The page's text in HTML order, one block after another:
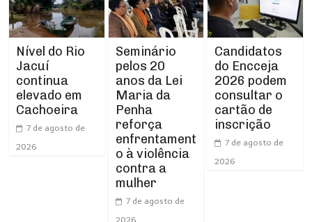
Nível do Rio
Jacuí
continua
elevado em
Cachoeira
7 de agosto de
2026
Seminário
pelos 20
anos da Lei
Maria da
Penha
reforça
enfrentament
o à violência
contra a
mulher
7 de agosto de
2026
Candidatos
do Encceja
2026 podem
consultar o
cartão de
inscrição
7 de agosto de
2026